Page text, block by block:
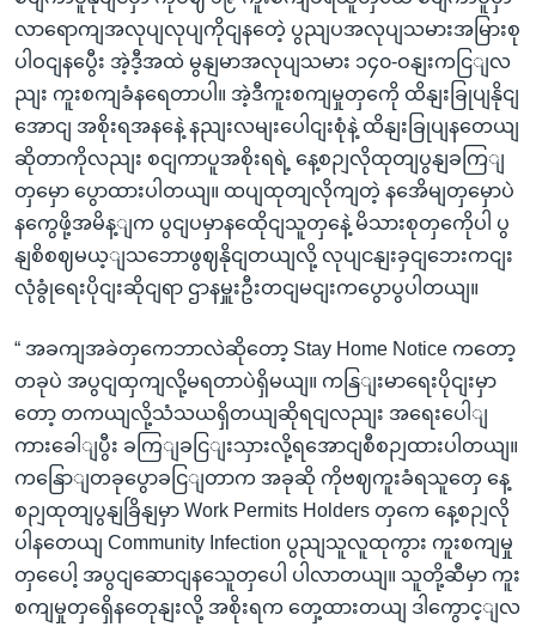
လာရောကျအလုပျလုပျကိုငျနတေဲ့ ပွညျပအလုပျသမားအမြားစု
ပါဝငျနပွေီး အဲ့ဒီ့အထဲ မွနျမာအလုပျသမား ၁၄၀-ဝနျးကငြျလ
ညျး ကူးစကျခံနရေတာပါ။ အဲ့ဒီကူးစကျမှုတှကေို ထိနျးခြုပျနိုငျ
အောငျ အစိုးရအနနေဲ့ နညျးလမျးပေါငျးစုံနဲ့ ထိနျးခြုပျနတေယျ
ဆိုတာကိုလညျး စငျကာပူအစိုးရရဲ့ နေ့စဉျလိုထုတျပွနျခကြျ
တှမှော ပွောထားပါတယျ။ ထပျထုတျလိုကျတဲ့ နအေိမျတှမှောပဲ
နကွေဖို့အမိန့ျက ပွငျပမှာနထေိုငျသူတှနေဲ့ မိသားစုတှကေိုပါ ပွ
နျစိစဈမယ့ျသဘောဖွဈနိုငျတယျလို့ လုပျငနျးခှငျဘေးကငျး
လုံခွုံရေးပိုငျးဆိုငျရာ ဌာနမှူးဦးတငျမငျးကပွောပွပါတယျ။
“ အခကျအခဲတှကေဘာလဲဆိုတော့ Stay Home Notice ကတော့
တခုပဲ အပွငျထှကျလို့မရတာပဲရှိမယျ။ ကနြျးမာရေးပိုငျးမှာ
တော့ တကယျလို့သံသယရှိတယျဆိုရငျလညျး အရေးပေါျ
ကားခေါျပွီး ခကြျခငြျးသှားလို့ရအောငျစီစဉျထားပါတယျ။
ကနြောျတခုပွောခငြျတာက အခုဆို ကိုဗဈကူးခံရသူတှေ နေ့
စဉျထုတျပွနျခြိနျမှာ Work Permits Holders တှကေ နေ့စဉျလို
ပါနတေယျ Community Infection ပွညျသူလူထုကွား ကူးစကျမှု
တှပေေါ့ အပွငျဆောငျနသေူတှပေါ ပါလာတယျ။ သူတို့ဆီမှာ ကူး
စကျမှုတှရှေိနတေုနျးလို့ အစိုးရက တှေ့ထားတယျ ဒါကွောင့ျလ